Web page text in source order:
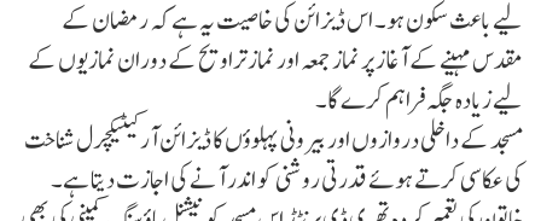
لیے باعث سکون ہو۔ اس ڈیزائن کی خاصیت یہ ہے کہ رمضان کے
مقدس مہینے کے آغاز پر نماز جمعہ اور نماز تراویح کے دوران نمازیوں کے
لیے زیادہ جگہ فراہم کرے گا۔
مسجد کے داخلی دروازوں اور بیرونی پہلوؤں کا ڈیزائن آرکیٹیکچرل شناخت
کی عکاسی کرتے ہوئے قدرتی روشنی کو اندر آنے کی اجازت دیتا ہے۔